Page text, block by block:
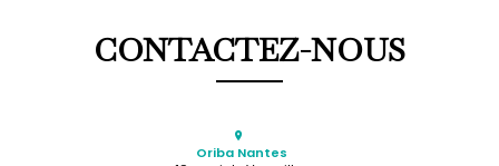
CONTACTEZ-NOUS
Oriba Nantes